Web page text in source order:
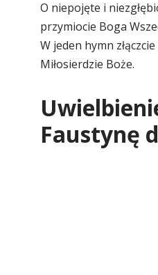
O niepojęte i
przymiocie Boga
W jeden hymn
Miłosierdzie Boże.
Faustynę